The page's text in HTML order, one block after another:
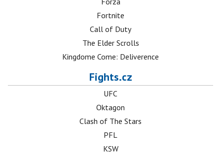
Fortnite
Call of Duty
The Elder Scrolls
Kingdome Come: Deliverence
Fights.cz
UFC
Oktagon
Clash of The Stars
PFL
KSW